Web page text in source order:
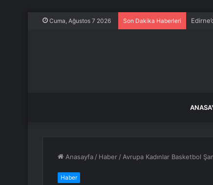
Cuma, Ağustos 7 2026 Son Dakika Haberleri
Anasayfa / Haber / Avrupa Kadınlar Basketbol
Haber